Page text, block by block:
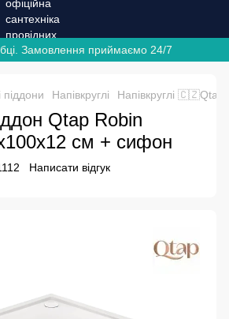
Замовлення приймаємо 24/7
піддони Напівкруглі Напівкруглі 🇨🇿Qtap
Qtap Robin
см + сифон
Написати відгук